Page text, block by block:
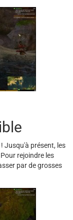
Jusqu'à présent, les
rejoindre les
par de grosses